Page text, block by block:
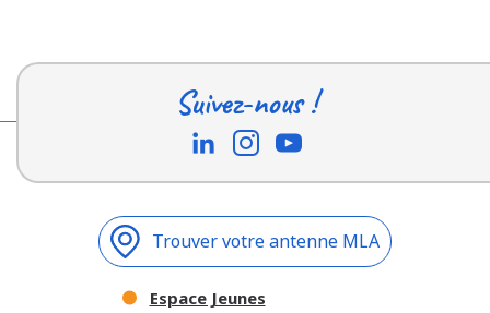
Suivez-nous !
Trouver votre antenne MLA
Espace Jeunes